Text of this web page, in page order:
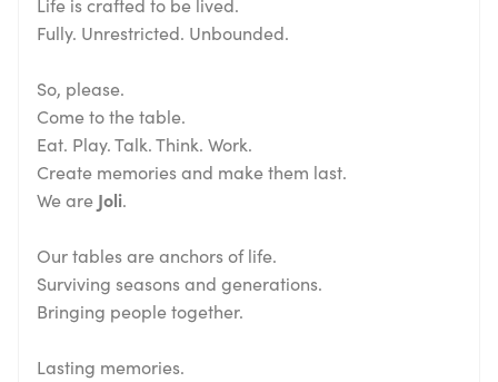
Fully. Unrestricted. Unbounded.
So, please.
Come to the table.
Eat. Play. Talk. Think. Work.
Create memories and make them last.
We are Joli.
Our tables are anchors of life.
Surviving seasons and generations.
Bringing people together.
Lasting memories.